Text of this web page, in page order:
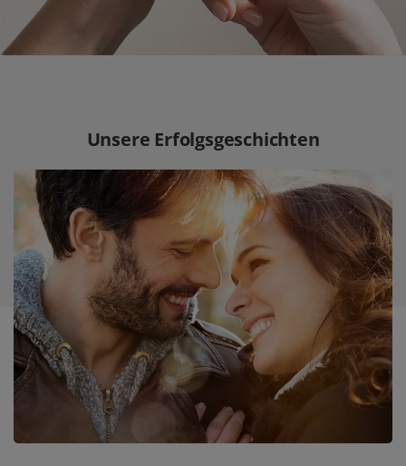
Unsere Erfolgsgeschichten